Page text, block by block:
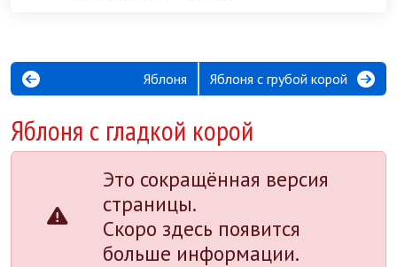
Яблоня Яблоня с грубой корой
Яблоня с гладкой корой
Это сокращённая версия
страницы.
Скоро здесь появится
больше информации.